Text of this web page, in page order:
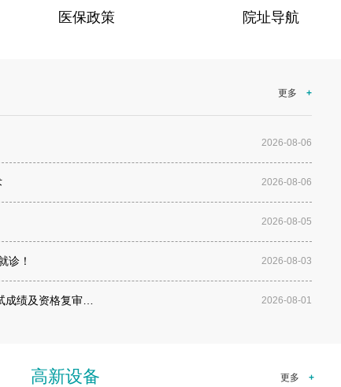
医保政策 院址导航
普法进乡村—… 赤峰市肿瘤医院（赤峰大学第
更多 +
2026-08-06
2026-08-06
2026-08-05
2026-08-03
诊！
2026-08-01
成绩及资格复审…
高新设备 更多 +